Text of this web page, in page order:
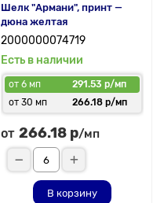
Шелк "Армани", принт —
дюна желтая
2000000074719
Есть в наличии
от 6 мп
291.53 р/мп
от 30 мп
266.18 р/мп
от 266.18 р/мп
В корзину